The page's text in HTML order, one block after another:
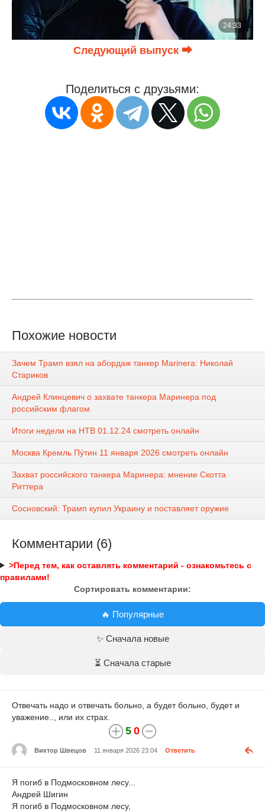
Следующий выпуск ⮕
Поделиться с друзьями:
Похожие новости
Зачем Трамп взял на абордаж танкер Marinera: Николай
Стариков
Андрей Клинцевич о захвате танкера Маринера под
российским флагом
Итоги недели на НТВ 01.12.24 смотреть онлайн
Москва Кремль Пýтин 11 января 2026 смотреть онлайн
Захват российского танкера Маринера: мнение Скотта
Риттера
Сосновский: Трамп купил Украину и поставляет оружие
Комментарии (6)
>Перед тем, как оставлять комментарий - ознакомьтесь с
правилами!
Сортировать комментарии:
🔥 Популярные
✨ Сначала новые
⏳ Сначала старые
Отвечать надо и отвечать больно, а будет больно, будет и
уважение.., или их страх.
5 0
Виктор Швецов 11 января 2026 23:04 Ответить
Я погиб в Подмосковном лесу...
Андрей Шигин
Я погиб в Подмосковном лесу,